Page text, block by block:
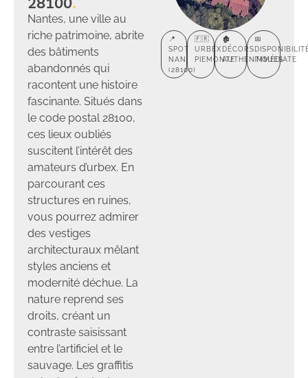
Nantes, une ville au
riche patrimoine, abrite
des bâtiments
abandonnés qui
racontent une histoire
fascinante. Situés dans
le code postal 28100,
ces lieux oubliés
suscitent l’intérêt des
amateurs d’urbex. En
parcourant ces
structures en ruines,
vous pourrez admirer
des vestiges
architecturaux mêlant
styles anciens et
modernité déchue. La
nature reprend ses
droits, créant un
contraste saisissant
entre l’artificiel et le
sauvage. Les graffitis
📍
SPOT
NAN
(28100)
🇫🇷
URBEX
PIEMONTE
🏚️
DÉCORS
AUTHENTIQUES
📅
IMMÉDIATE